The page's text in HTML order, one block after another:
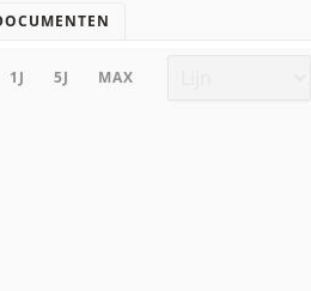
1J 5J MAX